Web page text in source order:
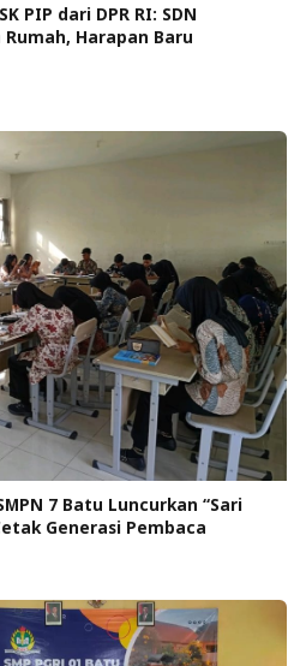
PIP dari DPR RI: SDN
Rumah, Harapan Baru
7 Batu Luncurkan “Sari
Generasi Pembaca